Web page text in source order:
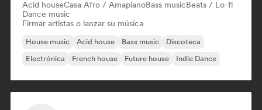
Acid houseCasa Afro / AmapianoBass musicBeats / Lo-fi
Dance music
Firmar artistas o lanzar su música
House music Acid house Bass music
Discoteca
Electrónica
French house Future house Indie Dance